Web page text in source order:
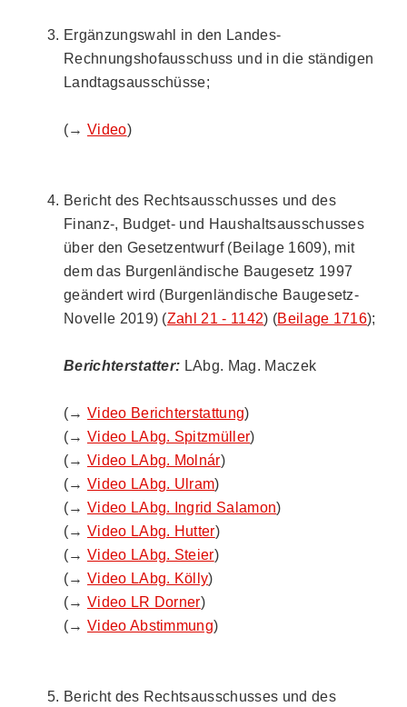
Ergänzungswahl in den Landes-
Rechnungshofausschuss und in die ständigen
Landtagsausschüsse;
(→ Video)
Bericht des Rechtsausschusses und des
Finanz-, Budget- und Haushaltsausschusses
über den Gesetzentwurf (Beilage 1609), mit
dem das Burgenländische Baugesetz 1997
geändert wird (Burgenländische Baugesetz-
Novelle 2019) (Zahl 21 - 1142) (Beilage 1716);
Berichterstatter: LAbg. Mag. Maczek
(→ Video Berichterstattung)
(→ Video LAbg. Spitzmüller)
(→ Video LAbg. Molnár)
(→ Video LAbg. Ulram)
(→ Video LAbg. Ingrid Salamon)
(→ Video LAbg. Hutter)
(→ Video LAbg. Steier)
(→ Video LAbg. Kölly)
(→ Video LR Dorner)
(→ Video Abstimmung)
Bericht des Rechtsausschusses und des